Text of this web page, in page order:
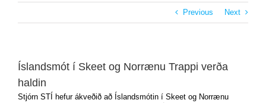
Previous Next
Íslandsmót í Skeet og Norrænu Trappi verða
haldin
Stjórn STÍ hefur ákveðið að Íslandsmótin í Skeet og Norrænu